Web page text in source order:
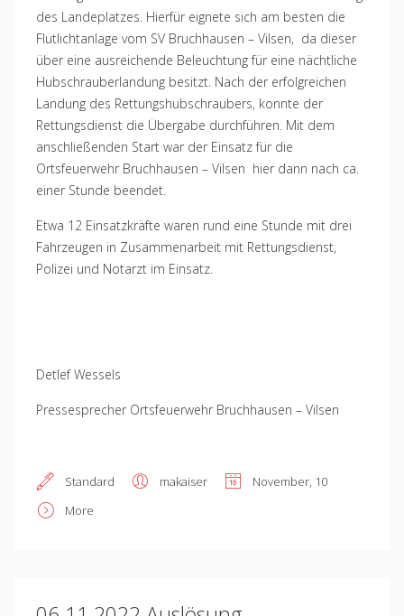
des Landeplatzes. Hierfür eignete sich am besten die
Flutlichtanlage vom SV Bruchhausen – Vilsen, da dieser
über eine ausreichende Beleuchtung für eine nächtliche
Hubschrauberlandung besitzt. Nach der erfolgreichen
Landung des Rettungshubschraubers, konnte der
Rettungsdienst die Übergabe durchführen. Mit dem
anschließenden Start war der Einsatz für die
Ortsfeuerwehr Bruchhausen – Vilsen hier dann nach ca.
einer Stunde beendet.
Etwa 12 Einsatzkräfte waren rund eine Stunde mit drei
Fahrzeugen in Zusammenarbeit mit Rettungsdienst,
Polizei und Notarzt im Einsatz.
Detlef Wessels
Pressesprecher Ortsfeuerwehr Bruchhausen – Vilsen
Standard makaiser
November, 10
More